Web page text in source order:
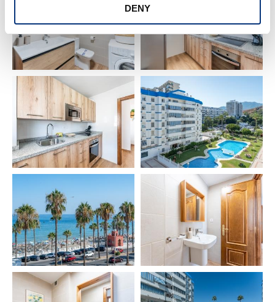
DENY
⏰ INFORMACIÓN IMPORTANTE
🕘 Check-in 21:00 – 00:00 → 40€
🕛 Check-in 00:00 – 02:00 → 60€
👶 Cuna y trona → 40€ por estancia
⚠️ No se incluye sal ni aceite por motivos
higiénicos
📄 VUT/MA/84254
🌟 ¿LISTO PARA VIVIR UNA EXPERIENCIA
INOLVIDABLE FRENTE AL MAR?
Estaremos encantados de atender cualquier
consulta. Su comodidad y satisfacción son nuestra
máxima prioridad.